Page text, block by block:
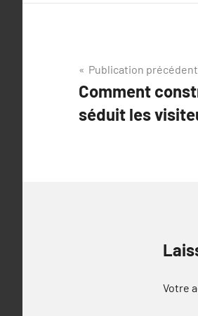
Navigation
de
l’article
Publication
Comment
séduit les
Votre